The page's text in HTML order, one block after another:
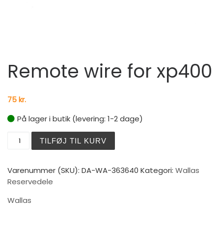
Remote wire for xp400
75kr.
På lager i butik (levering: 1-2 dage)
TILFØJ TIL KURV
Varenummer (SKU): DA-WA-363640 Kategori: Wallas
Reservedele
Wallas